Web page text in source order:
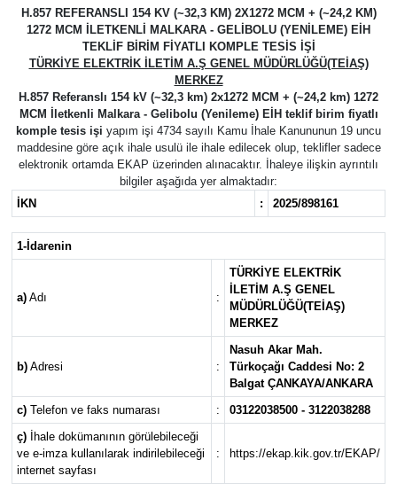
H.857 REFERANSLI 154 KV (~32,3 KM) 2X1272 MCM + (~24,2 KM)
1272 MCM İLETKENLİ MALKARA - GELİBOLU (YENİLEME) EİH
TEKLİF BİRİM FİYATLI KOMPLE TESİS İŞİ
TÜRKİYE ELEKTRİK İLETİM A.Ş GENEL MÜDÜRLÜĞÜ(TEİAŞ)
MERKEZ
H.857 Referanslı 154 kV (~32,3 km) 2x1272 MCM + (~24,2 km) 1272
MCM İletkenli Malkara - Gelibolu (Yenileme) EİH teklif birim fiyatlı
komple tesis işi yapım işi 4734 sayılı Kamu İhale Kanununun 19 uncu
maddesine göre açık ihale usulü ile ihale edilecek olup, teklifler sadece
elektronik ortamda EKAP üzerinden alınacaktır. İhaleye ilişkin ayrıntılı
bilgiler aşağıda yer almaktadır:
İKN
: 2025/898161
1-İdarenin
a)Adı :
TÜRKİYE ELEKTRİK
İLETİM A.Ş GENEL
MÜDÜRLÜĞÜ(TEİAŞ)
MERKEZ
b)Adresi :
Nasuh Akar Mah.
Türkoçağı Caddesi No: 2
Balgat ÇANKAYA/ANKARA
c)Telefon ve faks numarası :
03122038500 - 3122038288
ç)İhale dokümanının görülebileceği
ve e-imza kullanılarak indirilebileceği
internet sayfası
: https://ekap.kik.gov.tr/EKAP/
Magazin
Resmi İlanlar
Sağlık
Haber Arşivi